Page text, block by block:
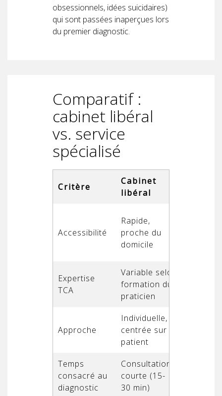
obsessionnels, idées suicidaires)
qui sont passées inaperçues lors
du premier diagnostic.
Comparatif :
cabinet libéral
vs. service
spécialisé
Critère
Cabinet
libéral
Accessibilité
Rapide,
proche du
domicile
Expertise
TCA
Variable selon
formation du
praticien
Approche
Individuelle,
centrée sur le
patient
Temps
consacré au
diagnostic
Consultation
courte (15-
30 min)